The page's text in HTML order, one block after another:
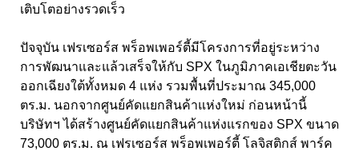
เติบโตอย่างรวดเร็ว
ปัจจุบัน เฟรเซอร์ส พร็อพเพอร์ตี้มีโครงการที่อยู่ระหว่าง
การพัฒนาและแล้วเสร็จให้กับ SPX ในภูมิภาคเอเชียตะวัน
ออกเฉียงใต้ทั้งหมด 4 แห่ง รวมพื้นที่ประมาณ 345,000
ตร.ม. นอกจากศูนย์คัดแยกสินค้าแห่งใหม่ ก่อนหน้านี้
บริษัทฯ ได้สร้างศูนย์คัดแยกสินค้าแห่งแรกของ SPX ขนาด
73,000 ตร.ม. ณ เฟรเซอร์ส พร็อพเพอร์ตี้ โลจิสติกส์ พาร์ค